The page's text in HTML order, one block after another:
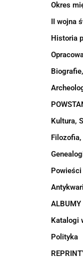
Okres
II wojna
Historia
Kultura,
ALBUMY
Katalogi
Polityka